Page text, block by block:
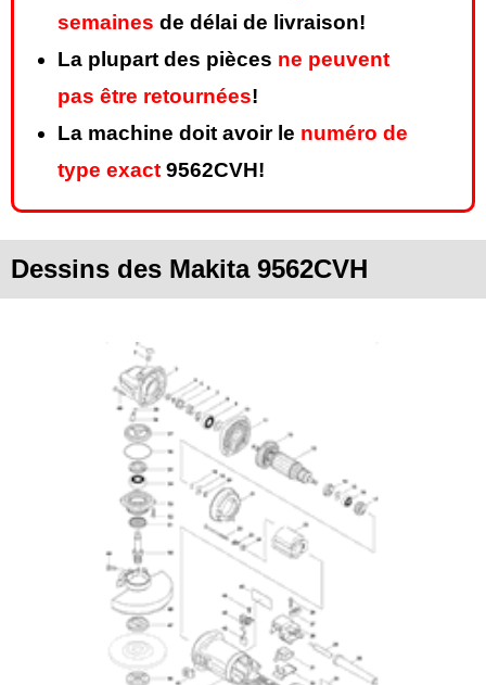
semaines de délai de livraison!
La plupart des pièces ne peuvent
pas être retournées!
La machine doit avoir le numéro de
type exact 9562CVH!
Dessins des Makita 9562CVH